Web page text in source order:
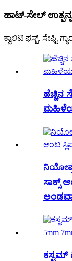
ಹಾಟ್-ಸೇಲ್ ಉತ್ಪನ್ನ
ಕ್ವಾಲಿಟಿ ಫಸ್ಟ್, ಸೇಫ್ಟಿ
ಹೆಚ್ಚಿನ
ಸಾಕ್ಸ್
ಕಸ್ಟಮ್